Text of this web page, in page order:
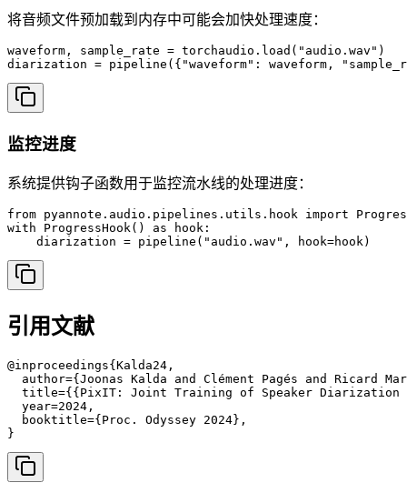
将音频文件预加载到内存中可能会加快处理速度：
waveform, sample_rate = torchaudio.load("audio.wav")
diarization = pipeline({"waveform": waveform,
监控进度
系统提供钩子函数用于监控流水线的处理进度：
from pyannote.audio.pipelines.utils.hook import
with ProgressHook() as hook:
    diarization = pipeline("audio.wav", hook=hook)
引用文献
@inproceedings{Kalda24,
author={Joonas Kalda and Clément Pagés and Ricard
title={{PixIT: Joint Training of Speaker
  year=2024,
  booktitle={Proc. Odyssey 2024},
}